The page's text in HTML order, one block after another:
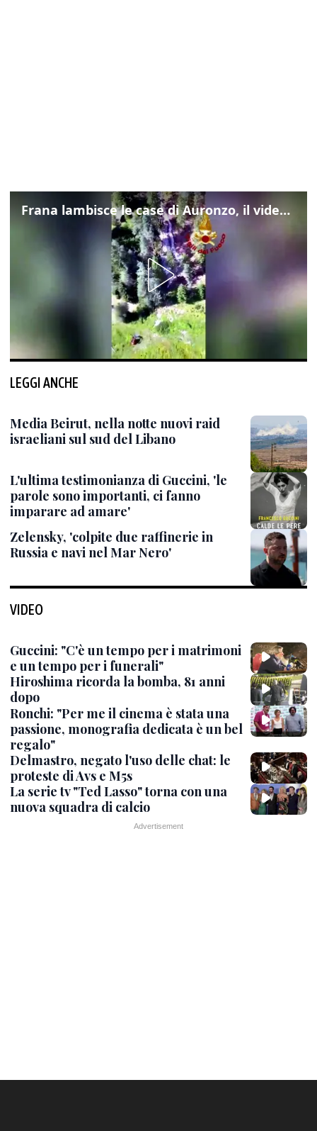
Frana lambisce le case di Auronzo, il video dall'elicottero dei vigili del fuoco
LEGGI ANCHE
Media Beirut, nella notte nuovi raid
israeliani sul sud del Libano
L'ultima testimonianza di Guccini, 'le
parole sono importanti, ci fanno
imparare ad amare'
Zelensky, 'colpite due raffinerie in
Russia e navi nel Mar Nero'
VIDEO
Guccini: "C'è un tempo per i matrimoni
e un tempo per i funerali"
Hiroshima ricorda la bomba, 81 anni
dopo
Ronchi: "Per me il cinema è stata una
passione, monografia dedicata è un bel
regalo"
Delmastro, negato l'uso delle chat: le
proteste di Avs e M5s
La serie tv "Ted Lasso" torna con una
nuova squadra di calcio